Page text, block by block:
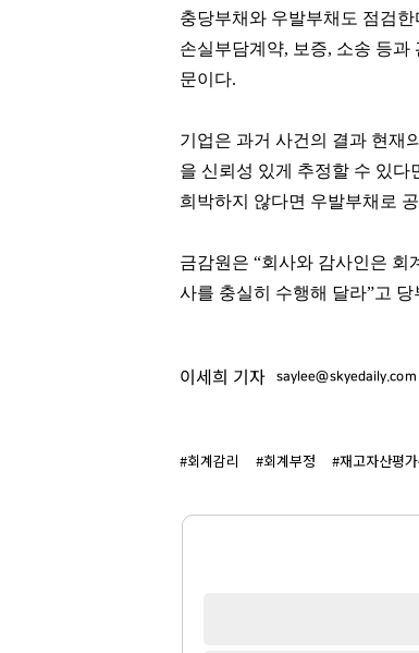
주택
팬클럽 참여 팬클럽
충당부채와 우발부채도 점검
손실부담계약, 보증, 소송 등과
문이다.
기업은 과거 사건의 결과 현재
을 신뢰성 있게 추정할 수 있다
희박하지 않다면 우발부채로
금감원은 “회사와 감사인은 회
사를 충실히 수행해 달라”고 당
이세희 기자 saylee@skyedaily.com
#회계감리 #회계부정 #재고자산평가